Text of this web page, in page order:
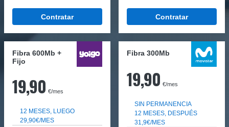
Contratar Contratar
Fibra 600Mb +
Fijo
19,90 €/mes
12 MESES, LUEGO
29,90€/MES
Fibra 300Mb
19,90 €/mes
SIN PERMANENCIA
12 MESES, DESPUÉS
31,9€/MES